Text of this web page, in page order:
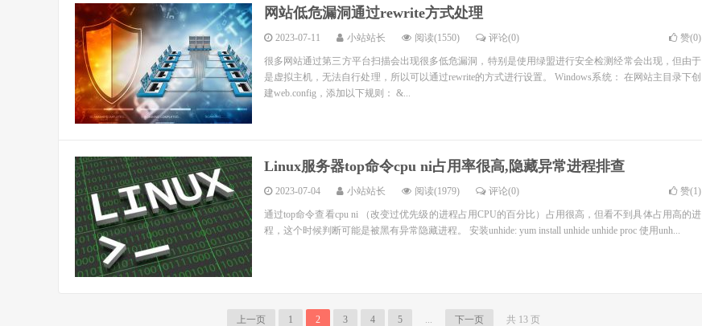
网站低危漏洞通过rewrite方式处理
2023-07-11 小站站长 阅读(1550) 评论(0) 赞(0)
很多网站通过第三方平台扫描会出现很多低危漏洞，特别是使用绿盟进行安全检测经常会出现，但由于
是虚拟主机，无法自行处理，所以可以通过rewrite的方式进行设置。 Windows系统： 在网站主目录下创
建web.config，添加以下规则： &...
Linux服务器top命令cpu ni占用率很高,隐藏异常进程排查
2023-07-04 小站站长 阅读(1979) 评论(0) 赞(1)
通过top命令查看cpu ni （改变过优先级的进程占用CPU的百分比）占用很高，但看不到具体占用高的进
程，这个时候判断可能是被黑有异常隐藏进程。 安装unhide: yum install unhide unhide proc 使用unh...
上一页 1 2 3 4 5 ... 下一页 共 13 页